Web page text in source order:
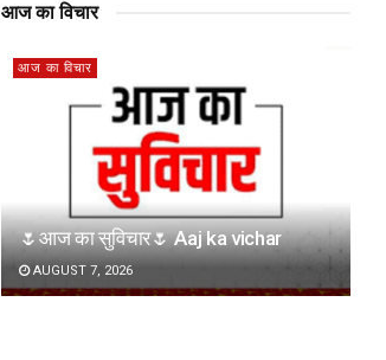
आज का विचार
आज का विचार
🌷आज का सुविचार🌷 Aaj ka vichar
AUGUST 7, 2026